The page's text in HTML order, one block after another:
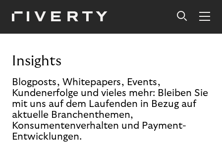
Insights
Blogposts, Whitepapers, Events,
Kundenerfolge und vieles mehr: Bleiben Sie
mit uns auf dem Laufenden in Bezug auf
aktuelle Branchenthemen,
Konsumentenverhalten und Payment-
Entwicklungen.